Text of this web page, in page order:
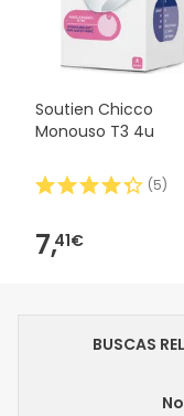
Soutien Chicco
Monouso T3 4u
(5)
7,41€
BUSCAS